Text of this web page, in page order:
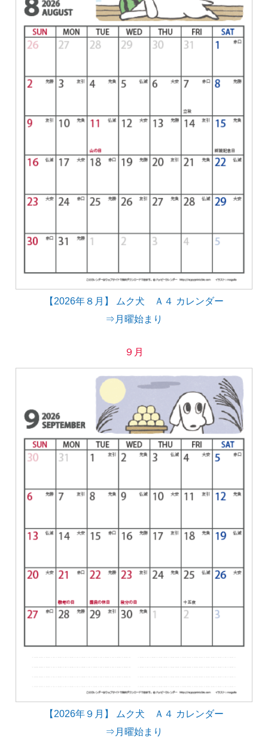
【2026年８月】 ムク犬 Ａ４ カレンダー
⇒月曜始まり
９月
【2026年９月】 ムク犬 Ａ４ カレンダー
⇒月曜始まり